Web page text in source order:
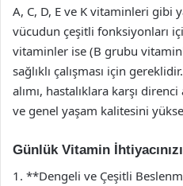
A, C, D, E ve K vitaminleri gibi
vücudun çeşitli fonksiyonları
vitaminler ise (B grubu
sağlıklı çalışması için
alımı, hastalıklara karşı
ve genel yaşam kalitesini
Günlük Vitamin
1. **Dengeli ve Çeşitli